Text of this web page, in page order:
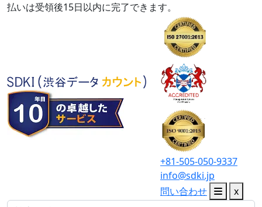
払いは受領後15日以内に完了できます。
+81-505-050-9337
info@sdki.jp
問い合わせ
x